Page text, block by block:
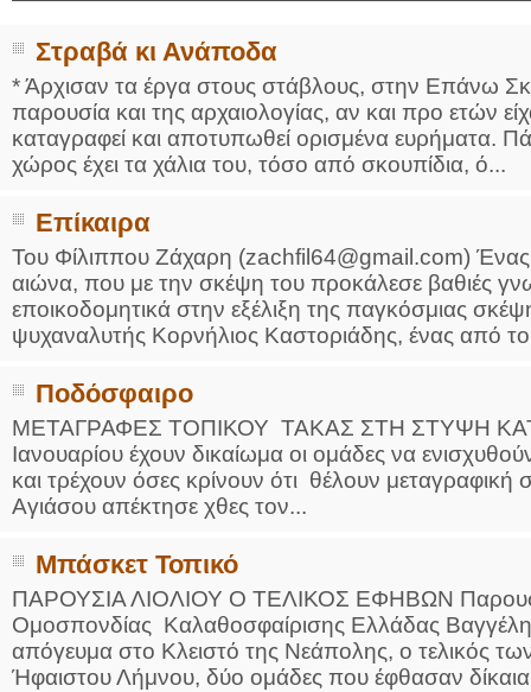
Στραβά κι Ανάποδα
* Άρχισαν τα έργα στους στάβλους, στην Επάνω
παρουσία και της αρχαιολογίας, αν και προ ετών
καταγραφεί και αποτυπωθεί ορισμένα ευρήματα.
χώρος έχει τα χάλια του, τόσο από σκουπίδια, ό...
Επίκαιρα
Του Φίλιππου Ζάχαρη (zachfil64@gmail.com) Ένας
αιώνα, που με την σκέψη του προκάλεσε βαθιές
εποικοδομητικά στην εξέλιξη της παγκόσμιας
ψυχαναλυτής Κορνήλιος Καστοριάδης, ένας από
Ποδόσφαιρο
ΜΕΤΑΓΡΑΦΕΣ ΤΟΠΙΚΟΥ ΤΑΚΑΣ ΣΤΗ ΣΤΥΨΗ
Ιανουαρίου έχουν δικαίωμα οι ομάδες να
και τρέχουν όσες κρίνουν ότι θέλουν
Αγιάσου απέκτησε χθες τον...
Μπάσκετ Τοπικό
ΠΑΡΟΥΣΙΑ ΛΙΟΛΙΟΥ Ο ΤΕΛΙΚΟΣ ΕΦΗΒΩΝ
Ομοσπονδίας Καλαθοσφαίρισης Ελλάδας Βαγγέλη
απόγευμα στο Κλειστό της Νεάπολης, ο τελικός
Ήφαιστου Λήμνου, δύο ομάδες που έφθασαν